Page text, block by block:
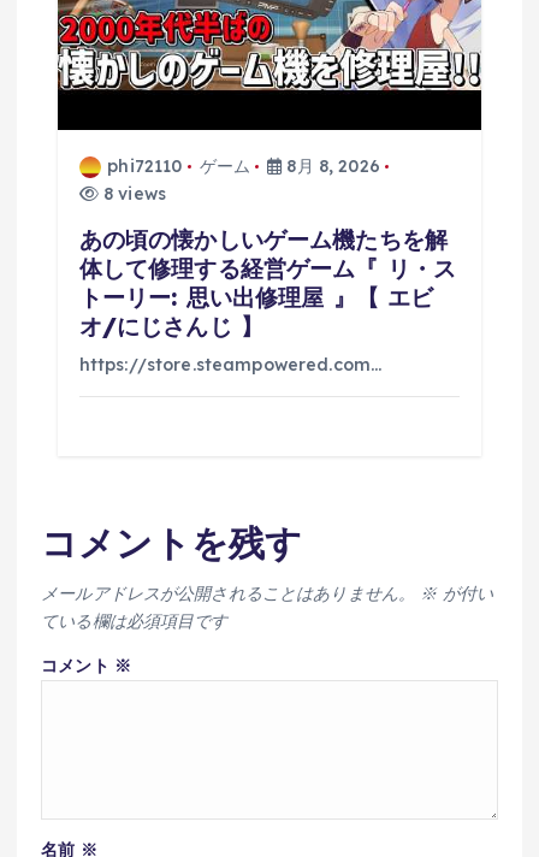
phi72110 ゲーム
8月 8, 2026
8 views
あの頃の懐かしいゲーム機たちを解
体して修理する経営ゲーム『 リ・ス
トーリー: 思い出修理屋 』【 エビ
オ/にじさんじ 】
https://store.steampowered.com…
コメントを残す
メールアドレスが公開されることはありません。 ※が付い
ている欄は必須項目です
コメント ※
名前 ※